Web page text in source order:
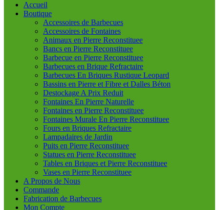
Accueil
Boutique
Accessoires de Barbecues
Accessoires de Fontaines
Animaux en Pierre Reconstituee
Bancs en Pierre Reconstituee
Barbecue en Pierre Reconstituee
Barbecues en Brique Refractaire
Barbecues En Briques Rustique Leopard
Bassins en Pierre et Fibre et Dalles Béton
Destockage A Prix Reduit
Fontaines En Pierre Naturelle
Fontaines en Pierre Reconstituee
Fontaines Murale En Pierre Reconstituee
Fours en Briques Refractaire
Lampadaires de Jardin
Puits en Pierre Reconstituee
Statues en Pierre Reconstituee
Tables en Briques et Pierre Reconstituee
Vases en Pierre Reconstituee
A Propos de Nous
Commande
Fabrication de Barbecues
Mon Compte